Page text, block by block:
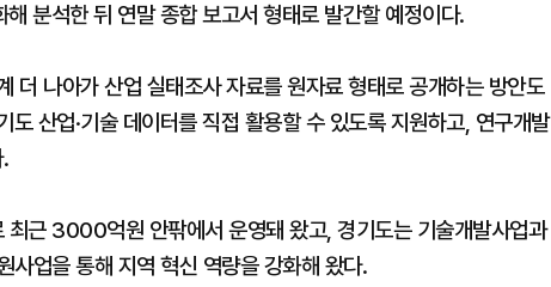
해 분석한 뒤 연말 종합 보고서 형태로 발간할 예정이다.
더 나아가 산업 실태조사 자료를 원자료 형태로 공개하는 방안도
산업·기술 데이터를 직접 활용할 수 있도록 지원하고, 연구개발
근 3000억원 안팎에서 운영돼 왔고, 경기도는 기술개발사업과
사업을 통해 지역 혁신 역량을 강화해 왔다.